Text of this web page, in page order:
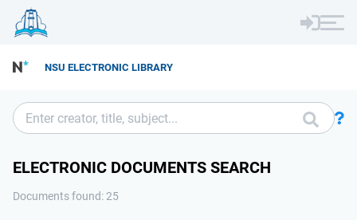
NSU ELECTRONIC LIBRARY
ELECTRONIC DOCUMENTS SEARCH
Documents found: 25